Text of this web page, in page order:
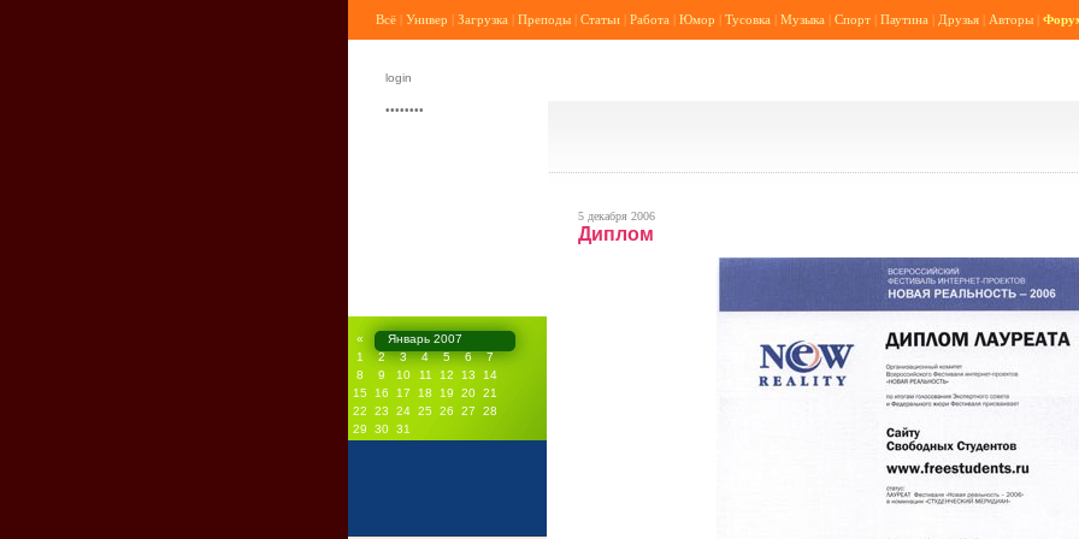
Всё | Универ | Загрузка | Преподы | Статьи | Работа | Юмор | Тусовка | Музыка | Спорт | Паутина | Друзья | Авторы |
«
Январь 2007
1
2 3 4 5 6
7
8
9 10 11 12 13
14
15
16 17 18 19 20 21
22
23 24 25 26 27
28
29
30 31
5 декабря 2006
Диплом